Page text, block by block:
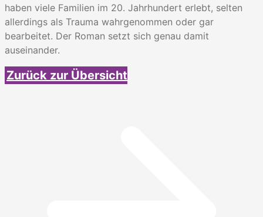
haben viele Familien im 20. Jahrhundert erlebt, selten
allerdings als Trauma wahrgenommen oder gar
bearbeitet. Der Roman setzt sich genau damit
auseinander.
Zurück zur Übersicht